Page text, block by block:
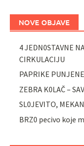
NOVE OBJAVE
4 JEDN0STAVNE
CIRKULACIJU
PAPRIKE
ZEBRA K0LAČ –
SL0JEVITO,
BRZ0 pecivo koje